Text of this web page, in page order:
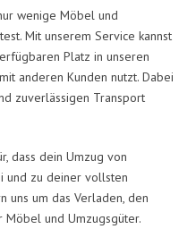
wenige Möbel und
Mit unserem Service kannst
Platz in unseren
anderen Kunden nutzt. Dabei
zuverlässigen Transport
dass dein Umzug von
und zu deiner vollsten
uns um das Verladen, den
Möbel und Umzugsgüter.